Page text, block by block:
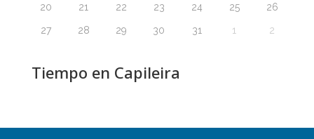
20 21 22 23 24 25 26
27 28 29 30 31 1 2
Tiempo en Capileira